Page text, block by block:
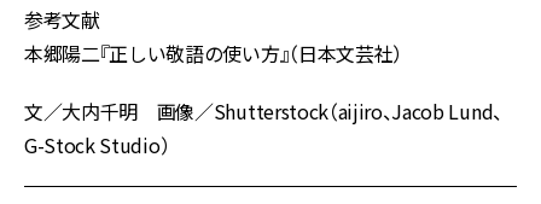
参考文献
本郷陽二『正しい敬語の使い方』（日本文芸社）
文／大内千明 画像／Shutterstock（aijiro、Jacob Lund、
G-Stock Studio）